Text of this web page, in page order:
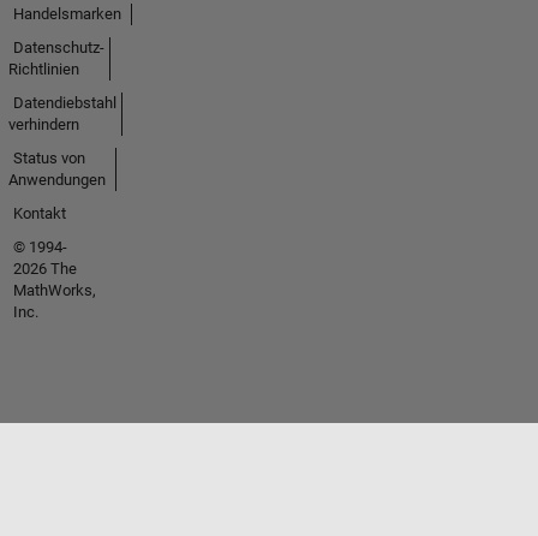
Handelsmarken
Datenschutz-
Richtlinien
Datendiebstahl
verhindern
Status von
Anwendungen
Kontakt
© 1994-
2026 The
MathWorks,
Inc.